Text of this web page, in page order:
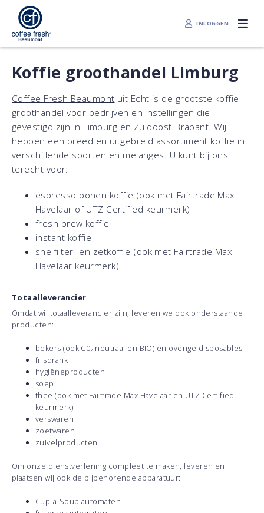
INLOGGEN
Koffie groothandel Limburg
Coffee Fresh Beaumont uit Echt is de grootste koffie
groothandel voor bedrijven en instellingen die
gevestigd zijn in Limburg en Zuidoost-Brabant. Wij
hebben een breed en uitgebreid assortiment koffie in
verschillende soorten en melanges. U kunt bij ons
terecht voor:
espresso bonen koffie (ook met Fairtrade Max
Havelaar of UTZ Certified keurmerk)
fresh brew koffie
instant koffie
snelfilter- en zetkoffie (ook met Fairtrade Max
Havelaar keurmerk)
Totaalleverancier
Omdat wij totaalleverancier zijn, leveren we ook onderstaande
producten:
bekers (ook C0₂ neutraal en BIO) en overige disposables
frisdrank
hygiëneproducten
soep
thee (ook met Fairtrade Max Havelaar en UTZ Certified
keurmerk)
verswaren
zoetwaren
zuivelproducten
Om onze dienstverlening compleet te maken, leveren en
plaatsen wij ook de bijbehorende apparatuur:
Cup-a-Soup automaten